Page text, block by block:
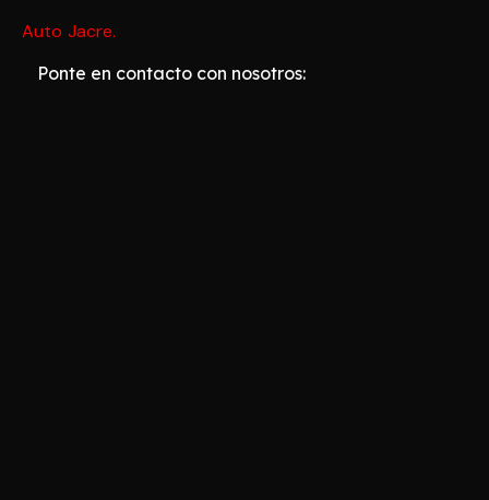
Auto Jacre.
Ponte en contacto con nosotros: